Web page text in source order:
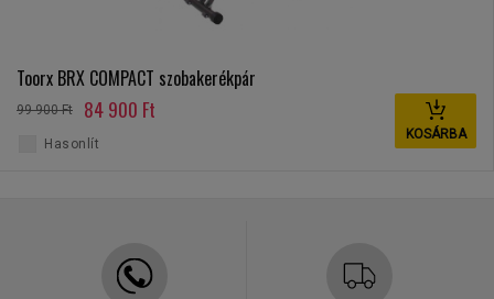
Toorx BRX COMPACT szobakerékpár
99 900 Ft 84 900 Ft
KOSÁRBA
Hasonlít